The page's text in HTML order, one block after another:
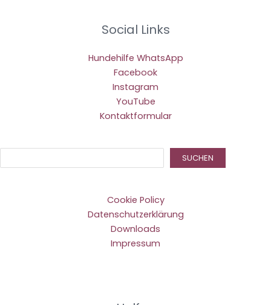
Social Links
Hundehilfe WhatsApp
Facebook
Instagram
YouTube
Kontaktformular
SUCHEN
Cookie Policy
Datenschutzerklärung
Downloads
Impressum